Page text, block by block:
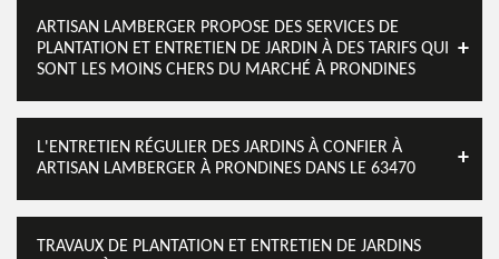
ARTISAN LAMBERGER PROPOSE DES SERVICES DE
PLANTATION ET ENTRETIEN DE JARDIN À DES TARIFS QUI
SONT LES MOINS CHERS DU MARCHÉ À PRONDINES
L'ENTRETIEN RÉGULIER DES JARDINS À CONFIER À
ARTISAN LAMBERGER À PRONDINES DANS LE 63470
TRAVAUX DE PLANTATION ET ENTRETIEN DE JARDINS